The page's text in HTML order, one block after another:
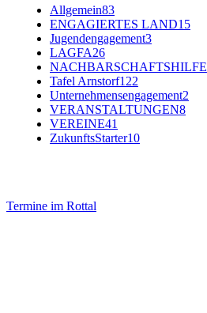
Allgemein83
ENGAGIERTES LAND15
Jugendengagement3
LAGFA26
NACHBARSCHAFTSHILFE
Tafel Arnstorf122
Unternehmensengagement2
VERANSTALTUNGEN8
VEREINE41
ZukunftsStarter10
Termine im Rottal